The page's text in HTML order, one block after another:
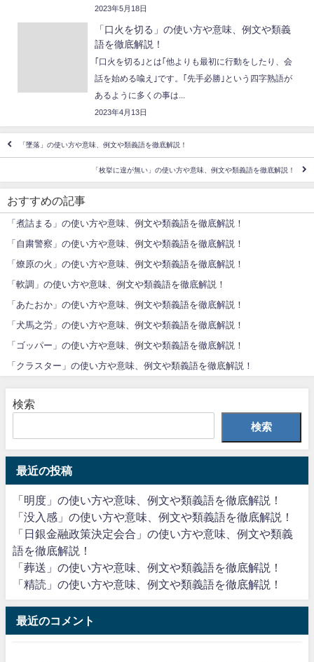
2023年5月18日
「口火を切る」の使い方や意味、例文や類義
語を徹底解説！
｢口火を切る｣とは｢他よりも最初に行動をしたり、会
話を始める喩え｣です。｢先手必勝｣という四字熟語が
あるように多くの事は...
2023年4月13日
「墜落」の使い方や意味、例文や類義語を徹底解説！
「枚挙に遑が無い」の使い方や意味、例文や類義語を徹底解説！
おすすめの記事
「煮詰まる」の使い方や意味、例文や類義語を徹底解説！
「自粛警察」の使い方や意味、例文や類義語を徹底解説！
「燎原の火」の使い方や意味、例文や類義語を徹底解説！
「軟調」の使い方や意味、例文や類義語を徹底解説！
「あたおか」の使い方や意味、例文や類義語を徹底解説！
「犬馬之労」の使い方や意味、例文や類義語を徹底解説！
「ゴッパー」の使い方や意味、例文や類義語を徹底解説！
「クラスター」の使い方や意味、例文や類義語を徹底解説！
検索
検索
最近の投稿
「明度」の使い方や意味、例文や類義語を徹底解説！
「没入感」の使い方や意味、例文や類義語を徹底解説！
「日銀金融政策決定会合」の使い方や意味、例文や類義
語を徹底解説！
「葬送」の使い方や意味、例文や類義語を徹底解説！
「精読」の使い方や意味、例文や類義語を徹底解説！
最近のコメント